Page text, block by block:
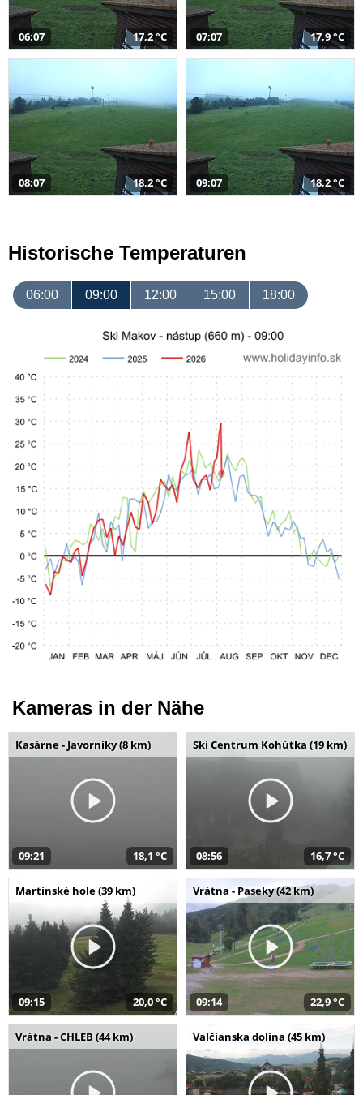
06:07 17,2 °C 07:07 17,9 °C
08:07 18,2 °C 09:07 18,2 °C
Historische Temperaturen
06:00 09:00 12:00 15:00 18:00
Kameras in der Nähe
Kasárne - Javorníky (8 km)
09:21 18,1 °C
Ski Centrum Kohútka (19 km)
08:56 16,7 °C
Martinské hole (39 km)
09:15 20,0 °C
Vrátna - Paseky (42 km)
09:14 22,9 °C
Vrátna - CHLEB (44 km) Valčianska dolina (45 km)